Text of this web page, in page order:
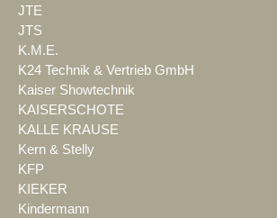
JTE
JTS
K.M.E.
K24 Technik & Vertrieb GmbH
Kaiser Showtechnik
KAISERSCHOTE
KALLE KRAUSE
Kern & Stelly
KFP
KIEKER
Kindermann